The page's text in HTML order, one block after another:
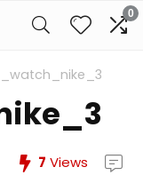
0
7 Views